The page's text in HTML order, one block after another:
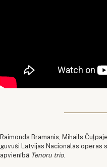
Raimonds Bramanis, Mihails
guvuši Latvijas Nacionālās operas
apvienībā Tenoru trio.